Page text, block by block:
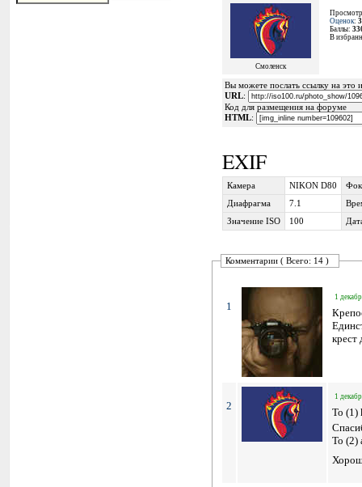
Смоленск
Оценок:
Баллы:
В
Вы можете послать ссылку на это
URL:
Код для размещения на форуме
HTML:
EXIF
Камера NIKON D80
Диафрагма
7.1
Значение ISO
100
Комментарии ( Всего: 14 )
1
1
крест
2
1
To
To (2)